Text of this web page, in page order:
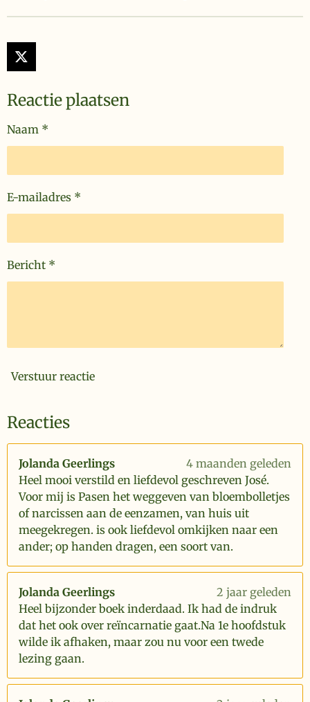
X
Reactie plaatsen
Naam *
E-mailadres *
Bericht *
Verstuur reactie
Reacties
Jolanda Geerlings
4 maanden geleden
Heel mooi verstild en liefdevol geschreven José.
Voor mij is Pasen het weggeven van bloembolletjes
of narcissen aan de eenzamen, van huis uit
meegekregen. is ook liefdevol omkijken naar een
ander; op handen dragen, een soort van.
Jolanda Geerlings
2 jaar geleden
Heel bijzonder boek inderdaad. Ik had de indruk
dat het ook over reïncarnatie gaat.Na 1e hoofdstuk
wilde ik afhaken, maar zou nu voor een twede
lezing gaan.